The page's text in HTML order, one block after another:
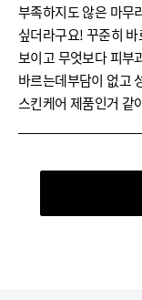
부족하지도 않은 마무
싶더라구요! 꾸준히
보이고 무엇보다 피부
바르는데부담이 없고
스킨케어 제품인거 같